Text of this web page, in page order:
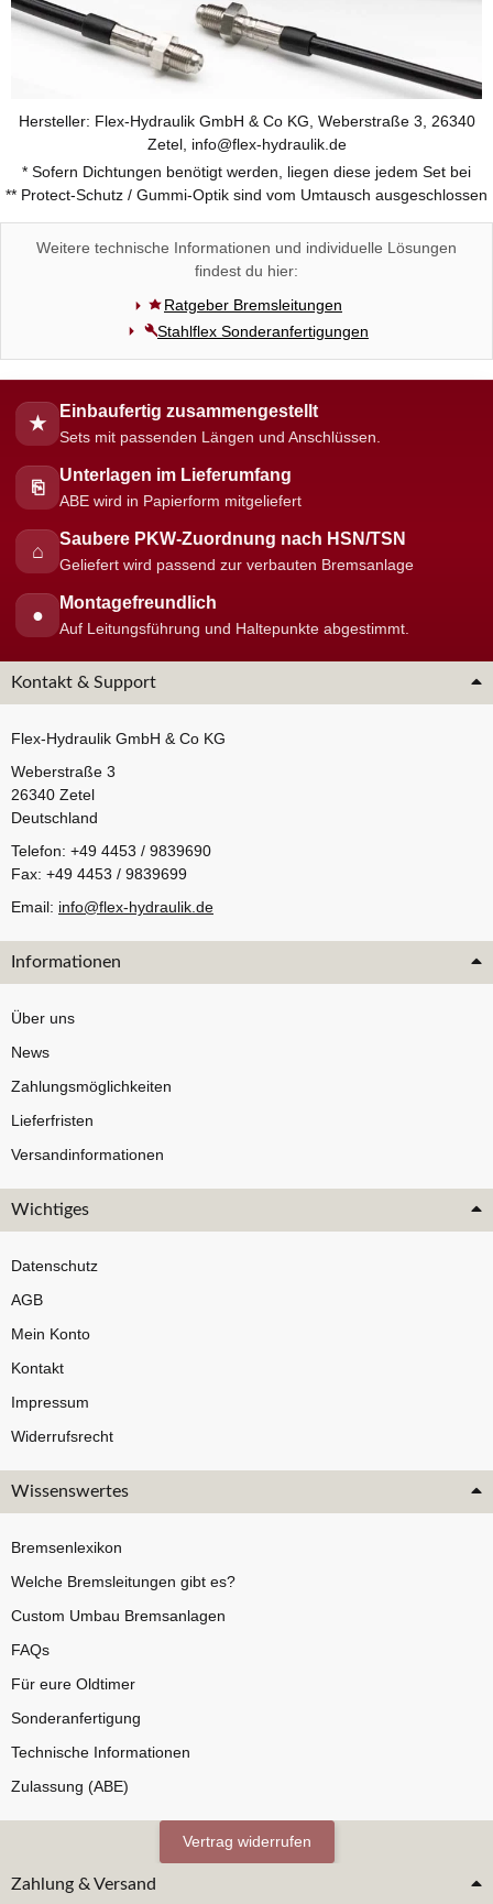
Hersteller: Flex-Hydraulik GmbH & Co KG, Weberstraße 3, 26340
Zetel, info@flex-hydraulik.de
* Sofern Dichtungen benötigt werden, liegen diese jedem Set bei
** Protect-Schutz / Gummi-Optik sind vom Umtausch ausgeschlossen
Weitere technische Informationen und individuelle Lösungen
findest du hier:
Ratgeber Bremsleitungen
Stahlflex Sonderanfertigungen
★
Einbaufertig zusammengestellt
Sets mit passenden Längen und Anschlüssen.
⎘
Unterlagen im Lieferumfang
ABE wird in Papierform mitgeliefert
⌂
Saubere PKW-Zuordnung nach HSN/TSN
Geliefert wird passend zur verbauten Bremsanlage
●
Montagefreundlich
Auf Leitungsführung und Haltepunkte abgestimmt.
Kontakt & Support
Flex-Hydraulik GmbH & Co KG
Weberstraße 3
26340 Zetel
Deutschland
Telefon: +49 4453 / 9839690
Fax: +49 4453 / 9839699
Email: info@flex-hydraulik.de
Informationen
Über uns
News
Zahlungsmöglichkeiten
Lieferfristen
Versandinformationen
Wichtiges
Datenschutz
AGB
Mein Konto
Kontakt
Impressum
Widerrufsrecht
Wissenswertes
Bremsenlexikon
Welche Bremsleitungen gibt es?
Custom Umbau Bremsanlagen
FAQs
Für eure Oldtimer
Sonderanfertigung
Technische Informationen
Zulassung (ABE)
Vertrag widerrufen
Zahlung & Versand